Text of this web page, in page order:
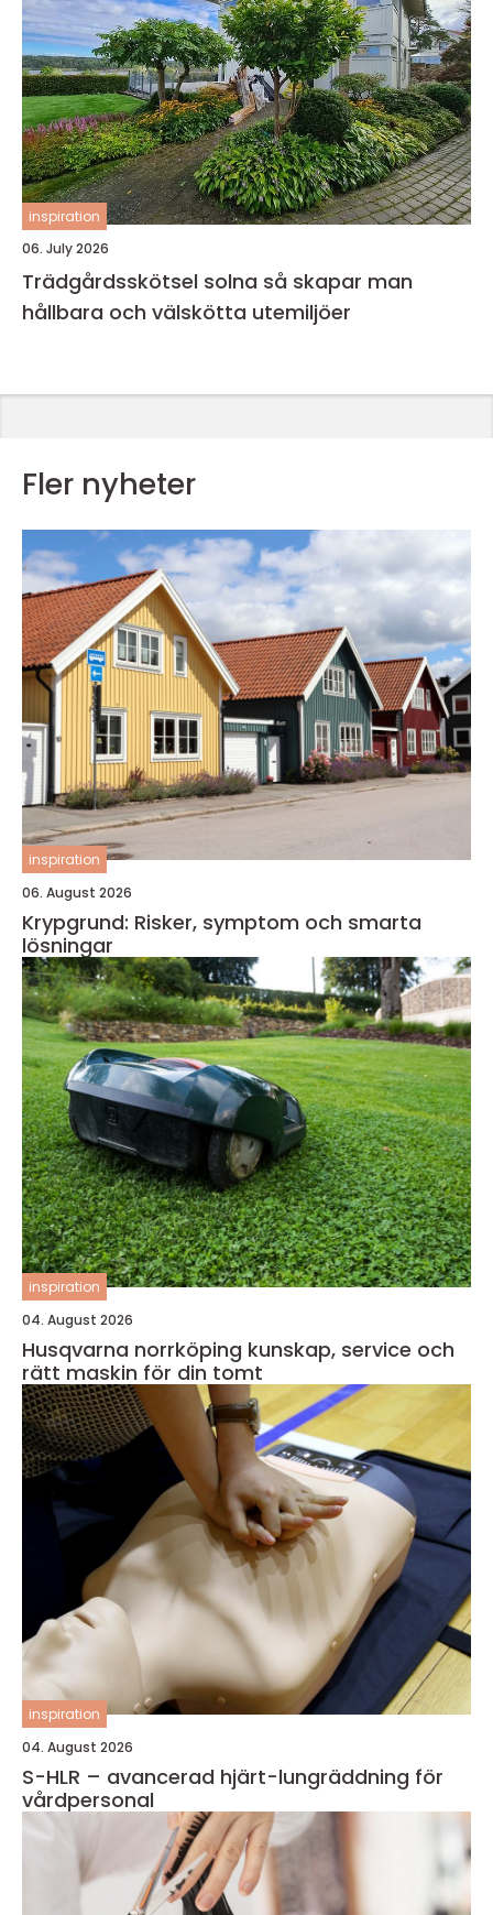
inspiration
06. July 2026
Trädgårdsskötsel solna så skapar man
hållbara och välskötta utemiljöer
Fler nyheter
inspiration
06. August 2026
Krypgrund: Risker, symptom och smarta
lösningar
inspiration
04. August 2026
Husqvarna norrköping kunskap, service och
rätt maskin för din tomt
inspiration
04. August 2026
S-HLR – avancerad hjärt-lungräddning för
vårdpersonal